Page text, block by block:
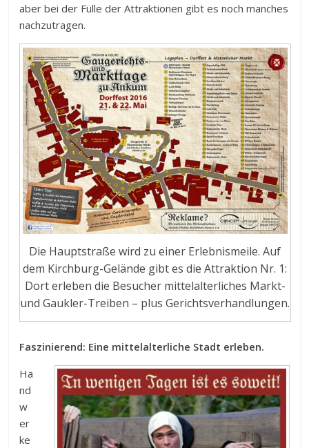
aber bei der Fülle der Attraktionen gibt es noch manches
nachzutragen.
Die Hauptstraße wird zu einer Erlebnismeile. Auf
dem Kirchburg-Gelände gibt es die Attraktion Nr. 1:
Dort erleben die Besucher mittelalterliches Markt-
und Gaukler-Treiben – plus Gerichtsverhandlungen.
Faszinierend: Eine mittelalterliche Stadt erleben.
Ha
nd
w
er
ke